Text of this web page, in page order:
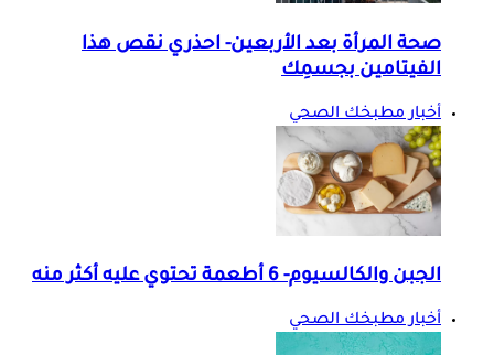
صحة المرأة بعد الأربعين- احذري نقص هذا
الفيتامين بجسمِك
أخبار مطبخك الصحي
الجبن والكالسيوم- 6 أطعمة تحتوي عليه أكثر منه
أخبار مطبخك الصحي